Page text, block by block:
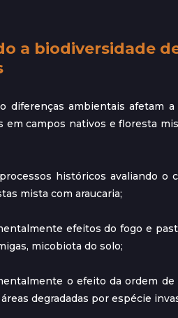
a biodiversidade
diferenças ambientais afetam
em campos nativos e floresta
históricos avaliando o
mista com araucaria;
efeitos do fogo e
micobiota do solo;
o efeito da ordem
degradadas por espécie